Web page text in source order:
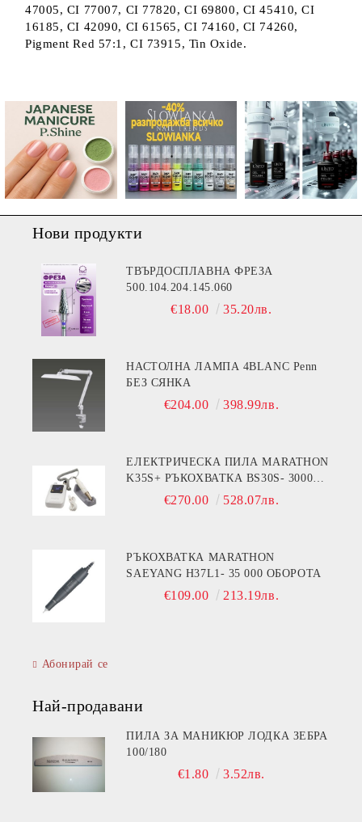
47005, CI 77007, CI 77820, CI 69800, CI 45410, CI
16185, CI 42090, CI 61565, CI 74160, CI 74260,
Pigment Red 57:1, CI 73915, Tin Oxide.
Нови продукти
ТВЪРДОСПЛАВНА ФРЕЗА
500.104.204.145.060
€18.00 35.20лв.
НАСТОЛНА ЛАМПА 4BLANC Penn
БЕЗ СЯНКА
€204.00 398.99лв.
ЕЛЕКТРИЧЕСКА ПИЛА MARATHON
K35S+ РЪКОХВАТКА BS30S- 30000
ОБОРОТА€270.00 528.07лв.
РЪКОХВАТКА MARATHON
SAEYANG H37L1- 35 000 ОБОРОТА
€109.00 213.19лв.
Абонирай се
Най-продавани
ПИЛА ЗА МАНИКЮР ЛОДКА ЗЕБРА
100/180
€1.80 3.52лв.